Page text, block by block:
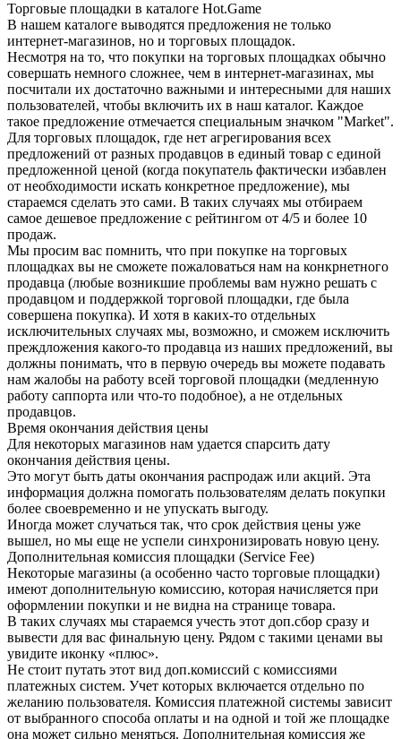
Торговые площадки в каталоге Hot.Game
В нашем каталоге выводятся предложения не только
интернет-магазинов, но и торговых площадок.
Несмотря на то, что покупки на торговых площадках обычно
совершать немного сложнее, чем в интернет-магазинах, мы
посчитали их достаточно важными и интересными для наших
пользователей, чтобы включить их в наш каталог. Каждое
такое предложение отмечается специальным значком "Market".
Для торговых площадок, где нет агрегирования всех
предложений от разных продавцов в единый товар с единой
предложенной ценой (когда покупатель фактически избавлен
от необходимости искать конкретное предложение), мы
стараемся сделать это сами. В таких случаях мы отбираем
самое дешевое предложение с рейтингом от 4/5 и более 10
продаж.
Мы просим вас помнить, что при покупке на торговых
площадках вы не сможете пожаловаться нам на конкрнетного
продавца (любые возникшие проблемы вам нужно решать с
продавцом и поддержкой торговой площадки, где была
совершена покупка). И хотя в каких-то отдельных
исключительных случаях мы, возможно, и сможем исключить
преждложения какого-то продавца из наших предложений, вы
должны понимать, что в первую очередь вы можете подавать
нам жалобы на работу всей торговой площадки (медленную
работу саппорта или что-то подобное), а не отдельных
продавцов.
Время окончания действия цены
Для некоторых магазинов нам удается спарсить дату
окончания действия цены.
Это могут быть даты окончания распродаж или акций. Эта
информация должна помогать пользователям делать покупки
более своевременно и не упускать выгоду.
Иногда может случаться так, что срок действия цены уже
вышел, но мы еще не успели синхронизировать новую цену.
Дополнительная комиссия площадки (Service Fee)
Некоторые магазины (а особенно часто торговые площадки)
имеют дополнительную комиссию, которая начисляется при
оформлении покупки и не видна на странице товара.
В таких случаях мы стараемся учесть этот доп.сбор сразу и
вывести для вас финальную цену. Рядом с такими ценами вы
увидите иконку «плюс».
Не стоит путать этот вид доп.комиссий с комиссиями
платежных систем. Учет которых включается отдельно по
желанию пользователя. Комиссия платежной системы зависит
от выбранного способа оплаты и на одной и той же площадке
она может сильно меняться. Дополнительная комиссия же